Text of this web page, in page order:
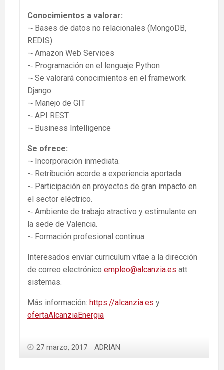
Conocimientos a valorar:
-­‐ Bases de datos no relacionales (MongoDB,
REDIS)
-­‐ Amazon Web Services
-­‐ Programación en el lenguaje Python
-­‐ Se valorará conocimientos en el framework
Django
-­‐ Manejo de GIT
-­‐ API REST
-­‐ Business Intelligence
Se ofrece:
-­‐ Incorporación inmediata.
-­‐ Retribución acorde a experiencia aportada.
-­‐ Participación en proyectos de gran impacto en
el sector eléctrico.
-­‐ Ambiente de trabajo atractivo y estimulante en
la sede de Valencia.
-­‐ Formación profesional continua.
Interesados enviar curriculum vitae a la dirección
de correo electrónico empleo@alcanzia.es att
sistemas.
Más información: https://alcanzia.es y
ofertaAlcanziaEnergia
27 marzo, 2017 ADRIAN